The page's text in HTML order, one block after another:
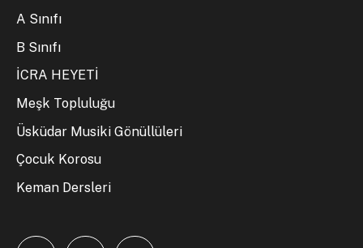
A Sınıfı
B Sınıfı
İCRA HEYETİ
Meşk Topluluğu
Üsküdar Musiki Gönüllüleri
Çocuk Korosu
Keman Dersleri